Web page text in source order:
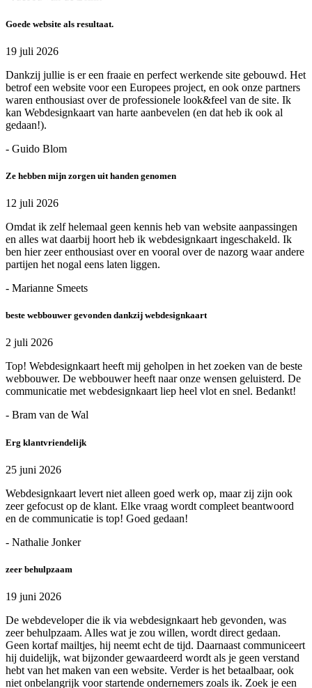
Goede website als resultaat.
19 juli 2026
Dankzij jullie is er een fraaie en perfect werkende site gebouwd. Het
betrof een website voor een Europees project, en ook onze partners
waren enthousiast over de professionele look&feel van de site. Ik
kan Webdesignkaart van harte aanbevelen (en dat heb ik ook al
gedaan!).
- Guido Blom
Ze hebben mijn zorgen uit handen genomen
12 juli 2026
Omdat ik zelf helemaal geen kennis heb van website aanpassingen
en alles wat daarbij hoort heb ik webdesignkaart ingeschakeld. Ik
ben hier zeer enthousiast over en vooral over de nazorg waar andere
partijen het nogal eens laten liggen.
- Marianne Smeets
beste webbouwer gevonden dankzij webdesignkaart
2 juli 2026
Top! Webdesignkaart heeft mij geholpen in het zoeken van de beste
webbouwer. De webbouwer heeft naar onze wensen geluisterd. De
communicatie met webdesignkaart liep heel vlot en snel. Bedankt!
- Bram van de Wal
Erg klantvriendelijk
25 juni 2026
Webdesignkaart levert niet alleen goed werk op, maar zij zijn ook
zeer gefocust op de klant. Elke vraag wordt compleet beantwoord
en de communicatie is top! Goed gedaan!
- Nathalie Jonker
zeer behulpzaam
19 juni 2026
De webdeveloper die ik via webdesignkaart heb gevonden, was
zeer behulpzaam. Alles wat je zou willen, wordt direct gedaan.
Geen kortaf mailtjes, hij neemt echt de tijd. Daarnaast communiceert
hij duidelijk, wat bijzonder gewaardeerd wordt als je geen verstand
hebt van het maken van een website. Verder is het betaalbaar, ook
niet onbelangrijk voor startende ondernemers zoals ik. Zoek je een